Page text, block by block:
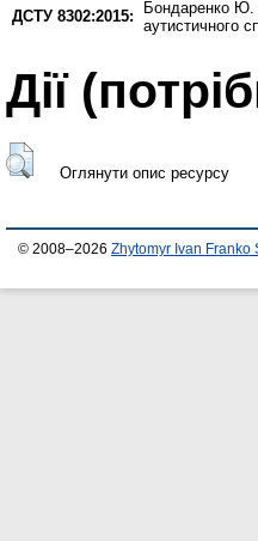
ДСТУ 8302:2015: Бондаренко Ю.
аутистичного
Дії
Оглянути опис ресурсу
© 2008–2026 Zhytomyr Ivan Franko